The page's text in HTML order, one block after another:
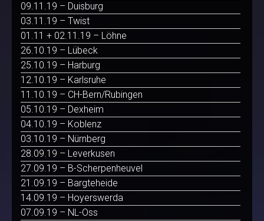
09.11.19 – Duisburg
03.11.19 – Twist
01.11 + 02.11.19 – Löhne
26.10.19 – Lübeck
25.10.19 – Harburg
12.10.19 – Karlsruhe
11.10.19 – CH-Bern/Rubingen
05.10.19 – Dexheim
04.10.19 – Koblenz
03.10.19 – Nürnberg
28.09.19 – Leverkusen
27.09.19 – B-Scherpenheuvel
21.09.19 – Bargteheide
14.09.19 – Hoyerswerda
07.09.19 – NL-Oss